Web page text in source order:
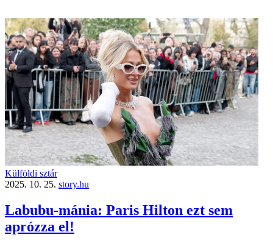
Külföldi sztár
2025. 10. 25. story.hu
Labubu-mánia: Paris Hilton ezt sem
aprózza el!